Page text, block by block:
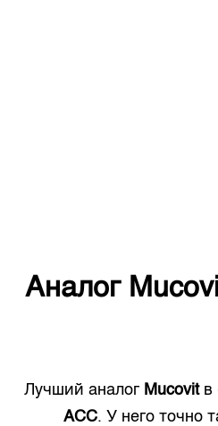
Аналог
Лучший аналог Mucovitв
ACC. У него точно